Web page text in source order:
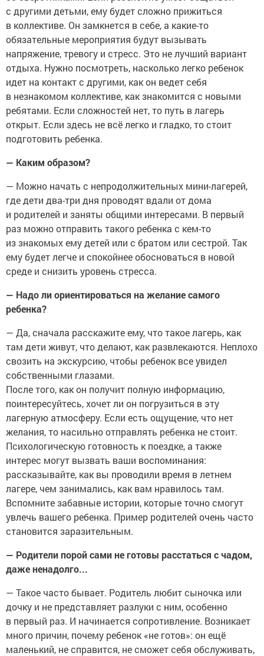
с другими детьми, ему будет сложно прижиться
в коллективе. Он замкнется в себе, а какие-то
обязательные мероприятия будут вызывать
напряжение, тревогу и стресс. Это не лучший вариант
отдыха. Нужно посмотреть, насколько легко ребенок
идет на контакт с другими, как он ведет себя
в незнакомом коллективе, как знакомится с новыми
ребятами. Если сложностей нет, то путь в лагерь
открыт. Если здесь не всё легко и гладко, то стоит
подготовить ребенка.
— Каким образом?
— Можно начать с непродолжительных мини-лагерей,
где дети два-три дня проводят вдали от дома
и родителей и заняты общими интересами. В первый
раз можно отправить такого ребенка с кем-то
из знакомых ему детей или с братом или сестрой. Так
ему будет легче и спокойнее обосноваться в новой
среде и снизить уровень стресса.
— Надо ли ориентироваться на желание самого
ребенка?
— Да, сначала расскажите ему, что такое лагерь, как
там дети живут, что делают, как развлекаются. Неплохо
свозить на экскурсию, чтобы ребенок все увидел
собственными глазами.
После того, как он получит полную информацию,
поинтересуйтесь, хочет ли он погрузиться в эту
лагерную атмосферу. Если есть ощущение, что нет
желания, то насильно отправлять ребенка не стоит.
Психологическую готовность к поездке, а также
интерес могут вызвать ваши воспоминания:
рассказывайте, как вы проводили время в летнем
лагере, чем занимались, как вам нравилось там.
Вспомните забавные истории, которые точно смогут
увлечь вашего ребенка. Пример родителей очень часто
становится заразительным.
— Родители порой сами не готовы расстаться с чадом,
даже ненадолго...
— Такое часто бывает. Родитель любит сыночка или
дочку и не представляет разлуки с ним, особенно
в первый раз. И начинается сопротивление. Возникает
много причин, почему ребенок «не готов»: он ещё
маленький, не справится, не сможет себя обслуживать,